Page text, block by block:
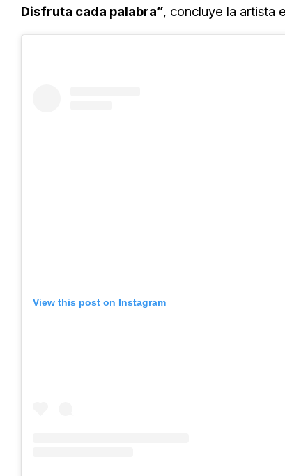
Disfruta cada palabra”, concluye la artista
View this post on Instagram